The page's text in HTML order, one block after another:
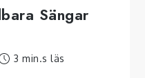
Sängar
3 min.s läs